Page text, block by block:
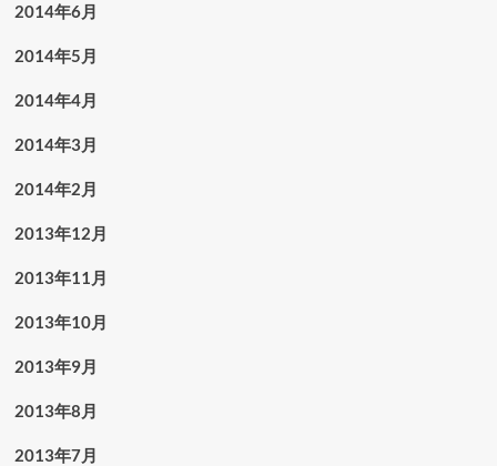
2014年6月
2014年5月
2014年4月
2014年3月
2014年2月
2013年12月
2013年11月
2013年10月
2013年9月
2013年8月
2013年7月